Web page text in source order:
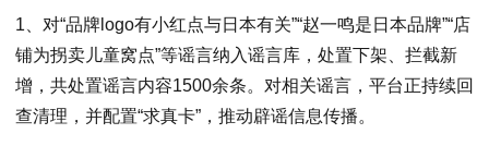
1、对“品牌logo有小红点与日本有关”“赵一鸣是日本品牌”“店
铺为拐卖儿童窝点”等谣言纳入谣言库，处置下架、拦截新
增，共处置谣言内容1500余条。对相关谣言，平台正持续回
查清理，并配置“求真卡”，推动辟谣信息传播。